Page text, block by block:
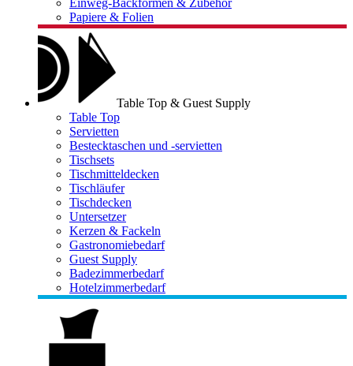
Einweg-Backformen & Zubehör
Papiere & Folien
Table Top & Guest Supply
Table Top
Servietten
Bestecktaschen und -servietten
Tischsets
Tischmitteldecken
Tischläufer
Tischdecken
Untersetzer
Kerzen & Fackeln
Gastronomiebedarf
Guest Supply
Badezimmerbedarf
Hotelzimmerbedarf